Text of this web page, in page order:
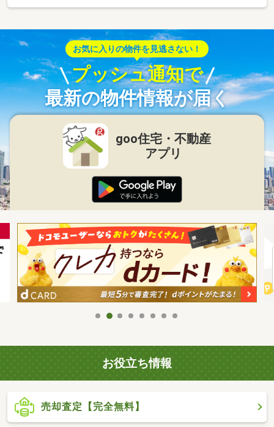
お気に入りの物件を見逃さない！
プッシュ通知で
最新の物件情報が届く
goo住宅・不動産
アプリ
お役立ち情報
売却査定【完全無料】